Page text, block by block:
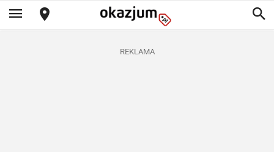
REKLAMA